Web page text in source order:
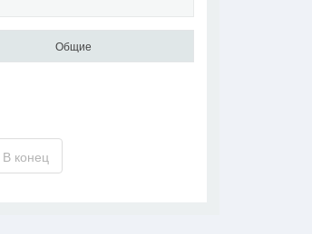
Общие
В конец